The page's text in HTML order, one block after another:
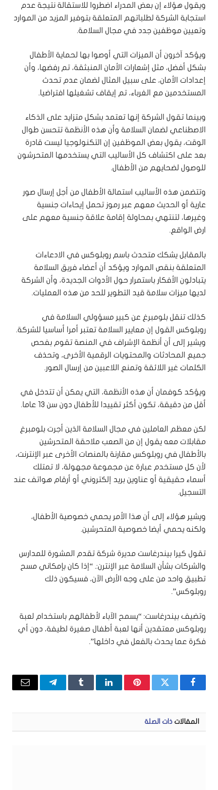
ويقول هؤلاء إن بعض المدراء اضطروا للاستقالة نتيجة عدم
استجابة الشركة لطلباتهم المتعلقة بتوفير المزيد من الموارد
وتعيين موظفين جدد في مجال السلامة.
ويؤكد آخرون أن الميزات التي أوصوا بها لحماية الأطفال
بشكل أفضل، مثل إشعارات الأمان المنبثقة، تم رفضها، وأن
إعدادات الأمان، على سبيل المثال لضمان عدم تحدث
المستخدمين مع الغرباء، تم إيقاف تشغيلها افتراضيا.
وبينما تقول الشركة إنها تعتمد بشكل متزايد على الذكاء
الاصطناعي لضمان السلامة وأن هذه الأنظمة تتحسن طوال
الوقت، يقول بعض الموظفين إن التكنولوجيا ليست قادرة
بعد على اكتشاف كل الأساليب التي يستخدمها المتحرشون
للوصول لضحايهم من الأطفال.
وتتضمن هذه الأساليب استمالة الأطفال من أجل إرسال صور
عارية أو الحديث معهم عبر رموز تحمل إيحاءات جنسية
وغيرها، لتنتهي بمحاولة إقامة علاقة جنسية معهم على
ارض الواقع.
بالمقابل يشكك متحدث باسم روبلوكس في الادعاءات
المتعلقة بنقص الموارد ويؤكد أن أعضاء فريق السلامة
يتبادلون الأفكار باستمرار حول الأدوات الجديدة، وأن الشركة
لديها ميزات سلامة قيد التطوير للحد من هذه العمليات.
كذلك تنقل بلومبرغ عن كبير مسؤولي السلامة في
روبلوكس القول إن معايير السلامة تعتبر أمرا أساسيا للشركة.
ويشير إلى أن أنظمة الإشراف في المنصة تقوم بفحص
جميع المحادثات والمحتويات الرقمية الأخرى، وتحذف
الكلمات غير اللائقة وتمنع اللاعبين من إرسال الصور.
ويؤكد كوفمان أن هذه الأنظمة، التي يمكن أن تتدخل في
أقل من دقيقة، تكون أكثر تقييدا للأطفال دون سن 13 عاما.
لكن معظم العاملين في مجال السلامة الذين أجرت بلومبرغ
مقابلات معه يقول إن من الصعب ملاحقة المتحرشين
بالأطفال في روبلوكس مقارنة بالمنصات الأخرى عبر الإنترنت،
لأن كل مستخدم عبارة عن مجموعة مجهولة، لا تمتلك
أسماء حقيقية أو عناوين بريد إلكتروني أو أرقام هواتف عند
التسجيل.
ويشير هؤلاء إلى أن هذا الأمر يحمي خصوصية الأطفال،
ولكنه يحمي أيضا خصوصية المتحرشين.
تقول كيرا بيندرغاست مديرة شركة تقدم المشورة للمدارس
والشركات بشأن السلامة عبر الإنترن:. “إذا كان بإمكاني مسح
تطبيق واحد من على وجه الأرض الآن، فسيكون ذلك
روبلوكس”.
وتضيف بيندرغاست: “يسمح الآباء لأطفالهم باستخدام لعبة
روبلوكس معتقدين أنها لعبة أطفال صغيرة لطيفة، دون أي
فكرة عما يحدث بالفعل في داخلها”.
فيسبوكتويتر بينتيريستلينكدإنTumblrتيلقرامالبريد
المقالات ذات الصلة